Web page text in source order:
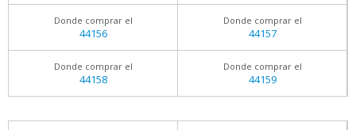
Donde comprar el
44156
Donde comprar el
44157
Donde comprar el
44158
Donde comprar el
44159